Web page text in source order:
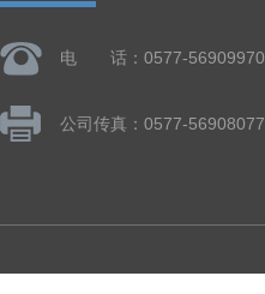
电 话：0577-56909970
公司传真：0577-56908077